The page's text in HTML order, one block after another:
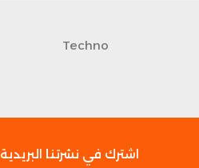
Techno
اشترك في نشرتنا البريدية